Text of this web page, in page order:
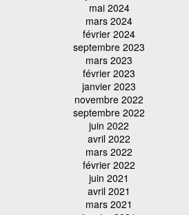
mai 2024
mars 2024
février 2024
septembre 2023
mars 2023
février 2023
janvier 2023
novembre 2022
septembre 2022
juin 2022
avril 2022
mars 2022
février 2022
juin 2021
avril 2021
mars 2021